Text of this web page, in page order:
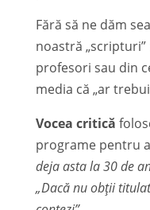
Fără să ne dăm
noastră
profesori sau din
media că „ar
Vocea critică
programe pentru
deja asta la 30 de
„Dacă nu obții